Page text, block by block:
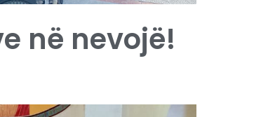
në nevojë!